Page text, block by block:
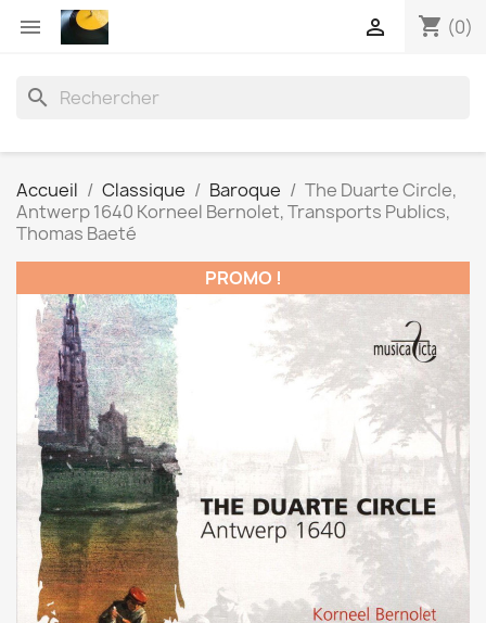
 shopping_cart (0)

search
Accueil Classique Baroque
The Duarte Circle,
Antwerp 1640 Korneel Bernolet, Transports Publics,
Thomas Baeté
PROMO !